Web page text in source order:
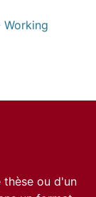
thèse ou d'un